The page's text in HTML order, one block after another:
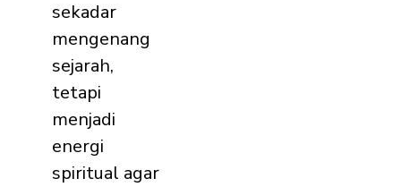
sekadar
mengenang
sejarah,
tetapi
menjadi
energi
spiritual agar